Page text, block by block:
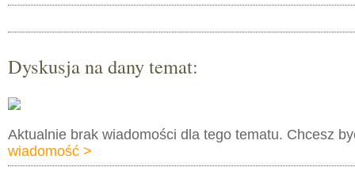
Dyskusja na dany temat:
Aktualnie brak wiadomości dla tego tematu. Chcesz
wiadomość >